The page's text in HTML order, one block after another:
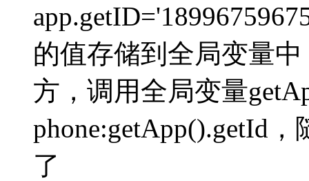
的值存储到全局变量
方，调用全局变量
phone:getApp().getId
了